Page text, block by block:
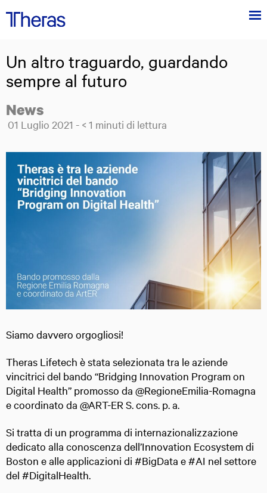
Group
Theras Group al centro dell'innovazione tecnologica in ambito medico
Menu
Un altro traguardo, guardando
sempre al futuro
News
Posted on:
01 Luglio 2021 - < 1 minuti di lettura
Siamo davvero orgogliosi!
Theras Lifetech è stata selezionata tra le aziende
vincitrici del bando “Bridging Innovation Program on
Digital Health” promosso da @RegioneEmilia-Romagna
e coordinato da @ART-ER S. cons. p. a.
Si tratta di un programma di internazionalizzazione
dedicato alla conoscenza dell’Innovation Ecosystem di
Boston e alle applicazioni di #BigData e #AI nel settore
del #DigitalHealth.